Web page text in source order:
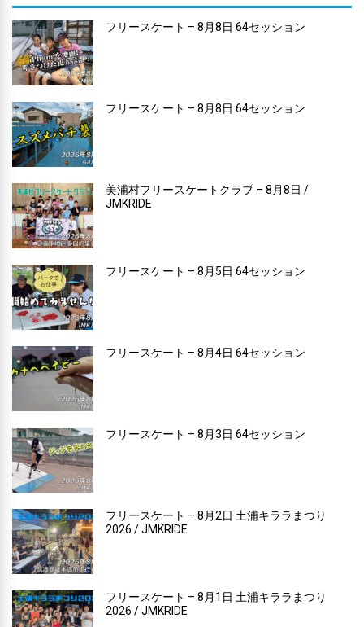
フリースケート – 8月8日 64セッション
フリースケート – 8月8日 64セッション
美浦村フリースケートクラブ – 8月8日 /
JMKRIDE
フリースケート – 8月5日 64セッション
フリースケート – 8月4日 64セッション
フリースケート – 8月3日 64セッション
フリースケート – 8月2日 土浦キララまつり
2026 / JMKRIDE
フリースケート – 8月1日 土浦キララまつり
2026 / JMKRIDE